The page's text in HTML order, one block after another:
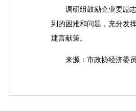
调研组鼓励企业要励志
到的困难和问题，充分发
建言献策。
来源：市政协经济委